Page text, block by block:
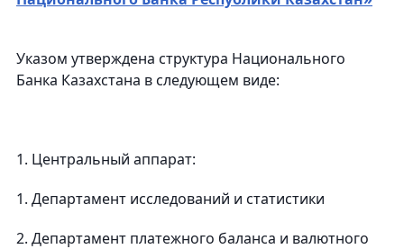
Указом утверждена структура Национального
Банка Казахстана в следующем виде:
1. Центральный аппарат:
1. Департамент исследований и статистики
2. Департамент платежного баланса и валютного